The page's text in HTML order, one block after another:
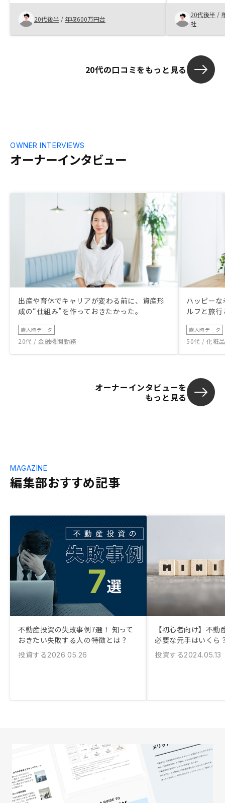
20代後半 / 年収600万円台
私のために、
るとの事で、
タの面談予約
れた事で、将
り幸せな日々
です。将来の
に考える良い
20代後半 /
社
20代の口コミをもっと見る
オーナーインタビュー
OWNER INTERVIEWS
出産や育休でキャリアが変わる前に、資産形
成の“仕組み”を作っておきたかった。
購入時データ
20代 / 金融機関勤務
ハッピー
ルフと旅
購入時データ
50代 / 化粧
オーナーインタビューを
もっと見る
編集部おすすめ記事
MAGAZINE
不動産投資の失敗事例7選！ 知って
おきたい失敗する人の特徴とは？
投資する2026.05.26
【初心者向け】不
必要な元手はいくら
投資する2024.05.13